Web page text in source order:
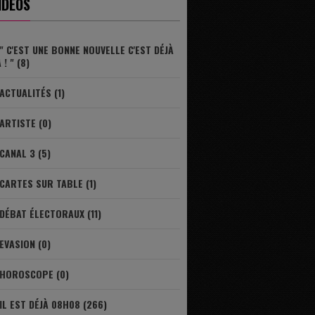
" C'EST UNE BONNE NOUVELLE C'EST DÉJÀ
! " (8)
ACTUALITÉS (1)
ARTISTE (0)
CANAL 3 (5)
CARTES SUR TABLE (1)
DÉBAT ÉLECTORAUX (11)
EVASION (0)
HOROSCOPE (0)
IL EST DÉJÀ 08H08 (266)